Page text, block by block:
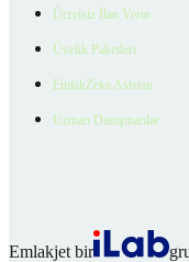
Ücretsiz İlan Verin
Üyelik Paketleri
EmlakZeka Asistan
Uzman Danışmanlar
Emlakjet bir